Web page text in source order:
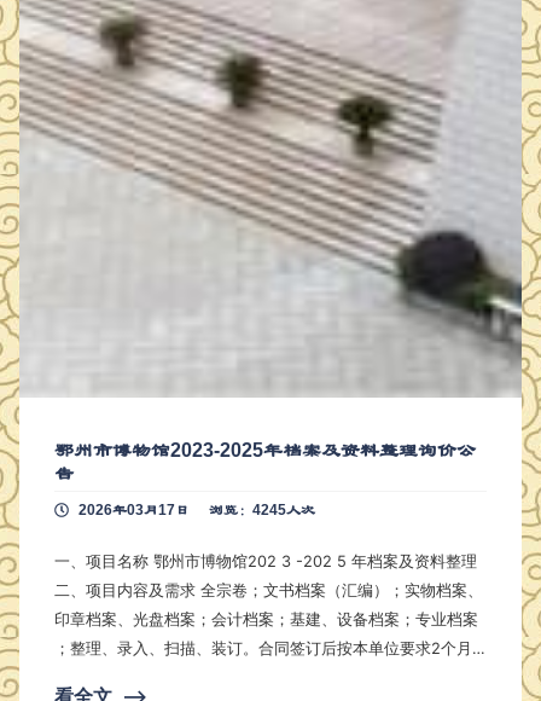
鄂州市博物馆2023-2025年档案及资料整理询价公
告
2026年03月17日 浏览：4245人次
一、项目名称 鄂州市博物馆202 3 -202 5 年档案及资料整理
二、项目内容及需求 全宗卷；文书档案（汇编）；实物档案、
印章档案、光盘档案；会计档案；基建、设备档案；专业档案
；整理、录入、扫描、装订。合同签订后按本单位要求2个月